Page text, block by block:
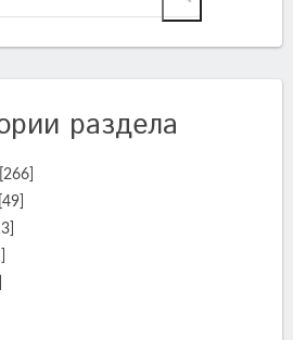
раздела
[266]
[49]